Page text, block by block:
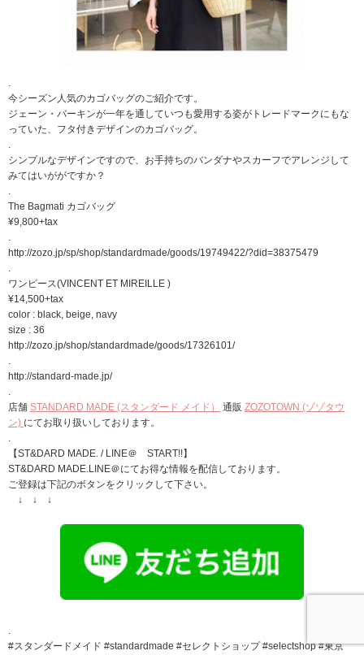
.
今シーズン人気のカゴバッグのご紹介です。
ジェーン・バーキンが一年を通していつも愛用する姿がトレードマークにもな
っていた、フタ付きデザインのカゴバッグ。
.
シンプルなデザインですので、お手持ちのバンダナやスカーフでアレンジして
みてはいががですか？
.
The Bagmati カゴバッグ
¥9,800+tax
.
http://zozo.jp/sp/shop/standardmade/goods/19749422/?did=38375479
.
ワンピース(VINCENT ET MIREILLE )
¥14,500+tax
color : black, beige, navy
size : 36
http://zozo.jp/shop/standardmade/goods/17326101/
.
http://standard-made.jp/
.
店舗 STANDARD MADE (スタンダード メイド） 通販 ZOZOTOWN (ゾゾタウ
ン) にてお取り扱いしております。
.
【ST&DARD MADE. / LINE＠ START!!】
ST&DARD MADE.LINE＠にてお得な情報を配信しております。
ご登録は下記のボタンをクリックして下さい。
↓ ↓ ↓
.
#スタンダードメイド #standardmade #セレクトショップ #selectshop #東京